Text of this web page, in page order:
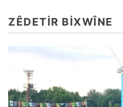
ZÊDETIR BIXWÎNE